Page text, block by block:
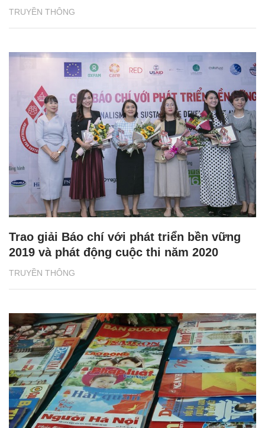
TRUYỀN THÔNG
TRUYỀN THÔNG
Trao giải Báo chí với phát triển bền vững
2019 và phát động cuộc thi năm 2020